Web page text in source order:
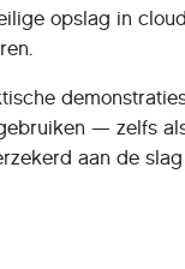
opslag in
— zelfs
aan de